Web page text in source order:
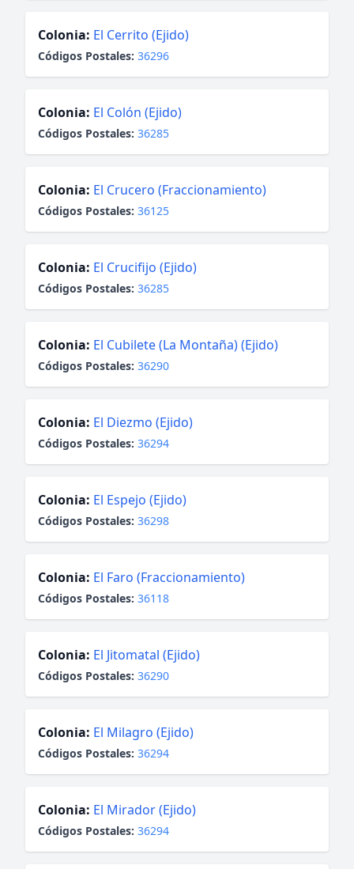
Colonia: El Cerrito (Ejido)
Códigos Postales: 36296
Colonia: El Colón (Ejido)
Códigos Postales: 36285
Colonia: El Crucero (Fraccionamiento)
Códigos Postales: 36125
Colonia: El Crucifijo (Ejido)
Códigos Postales: 36285
Colonia: El Cubilete (La Montaña) (Ejido)
Códigos Postales: 36290
Colonia: El Diezmo (Ejido)
Códigos Postales: 36294
Colonia: El Espejo (Ejido)
Códigos Postales: 36298
Colonia: El Faro (Fraccionamiento)
Códigos Postales: 36118
Colonia: El Jitomatal (Ejido)
Códigos Postales: 36290
Colonia: El Milagro (Ejido)
Códigos Postales: 36294
Colonia: El Mirador (Ejido)
Códigos Postales: 36294